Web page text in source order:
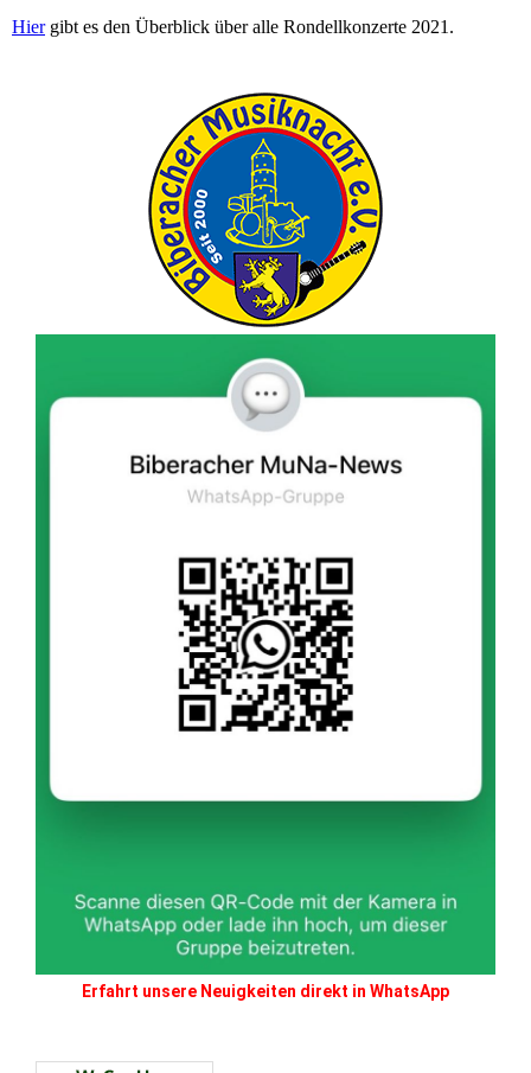
Hiergibt es den Überblick über alle Rondellkonzerte 2021.
Erfahrt unsere Neuigkeiten direkt in WhatsApp